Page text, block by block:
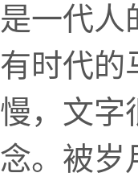
是一代人
有时代
慢，文字
念。被岁